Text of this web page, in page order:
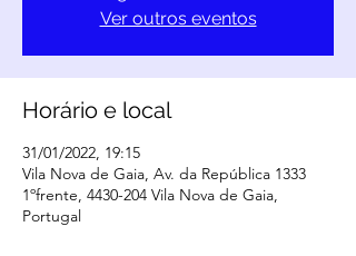
Ver outros eventos
Horário e local
31/01/2022, 19:15
Vila Nova de Gaia, Av. da República 1333
1ºfrente, 4430-204 Vila Nova de Gaia,
Portugal